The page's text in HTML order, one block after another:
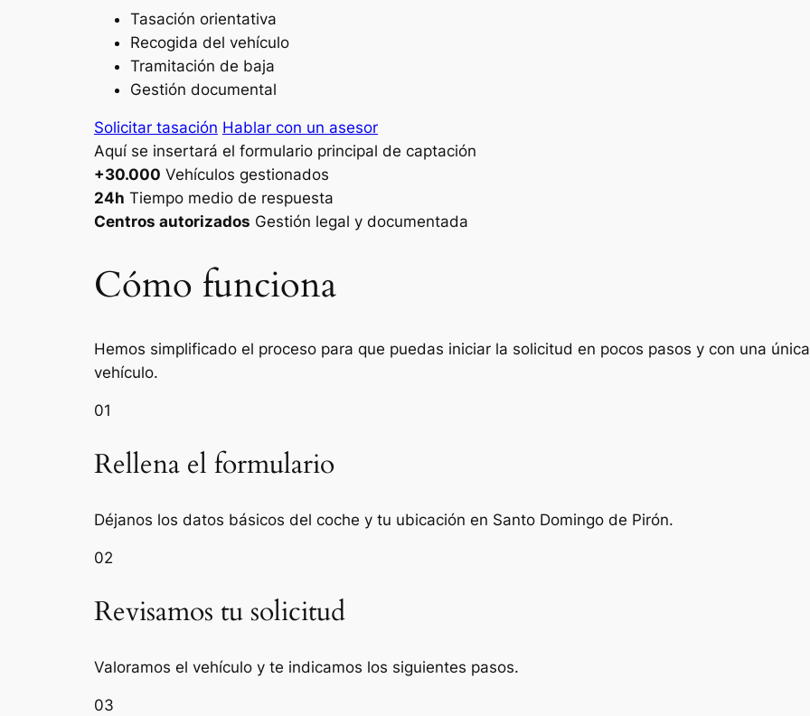
Tasación orientativa
Recogida del vehículo
Tramitación de baja
Gestión documental
Solicitar tasación Hablar con un asesor
Aquí se insertará el formulario principal de captación
+30.000 Vehículos gestionados
24h Tiempo medio de respuesta
Centros autorizados Gestión legal y documentada
Cómo funciona
Hemos simplificado el proceso para que puedas iniciar la solicitud en pocos pasos y con una
vehículo.
01
Rellena el formulario
Déjanos los datos básicos del coche y tu ubicación en Santo Domingo de Pirón.
02
Revisamos tu solicitud
Valoramos el vehículo y te indicamos los siguientes pasos.
03